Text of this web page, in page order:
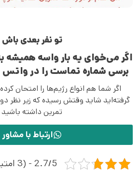
تو نفر بعدی باش
اگر می‌خوای یه بار واسه
برسی شماره تماست را در واتس
اگر شما هم انواع رژیم‌ها را امتحان
گرفته‌اید شاید وقتش رسیده که زیر نظر
تمرین داشته باشید
ارتباط با مشاور
2.7/5 - (3 امتیاز)